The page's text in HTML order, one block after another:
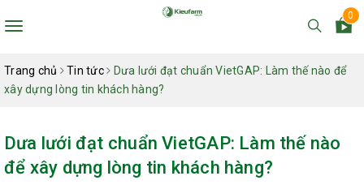
Toggle
0
Trang chủ Tin tức
Dưa lưới đạt chuẩn VietGAP: Làm thế nào để
xây dựng lòng tin khách hàng?
Dưa lưới đạt chuẩn VietGAP: Làm thế nào
để xây dựng lòng tin khách hàng?